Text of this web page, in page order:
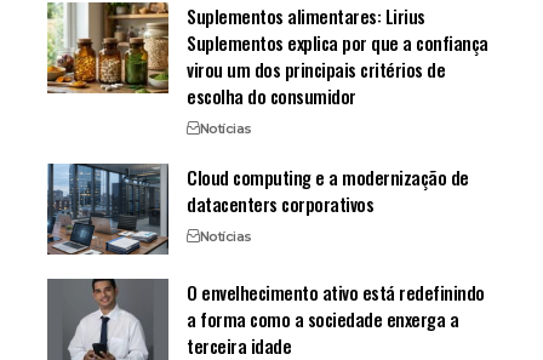
Suplementos alimentares: Lirius
Suplementos explica por que a confiança
virou um dos principais critérios de
escolha do consumidor
Notícias
Cloud computing e a modernização de
datacenters corporativos
Notícias
O envelhecimento ativo está redefinindo
a forma como a sociedade enxerga a
terceira idade